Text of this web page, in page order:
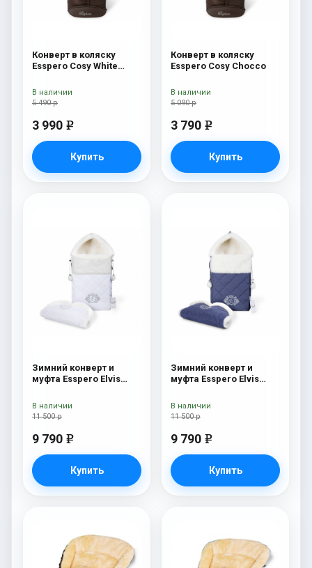
Конверт в коляску
Esspero Cosy White
5 490 р
3 990 e
Купить
В наличии
Конверт в коляску
Esspero Cosy Chocco
5 090 р
3 790 e
Купить
В наличии
Зимний конверт и
муфта Esspero Elvis
Like
11 500 р
9 790 e
Купить
В наличии
Зимний конверт и
муфта Esspero Elvis
11 500 р
9 790 e
Купить
В наличии